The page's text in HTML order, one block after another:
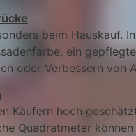
beim Hauskauf.
ein
oder Verbessern
Käufern hoch
Quadratmeter